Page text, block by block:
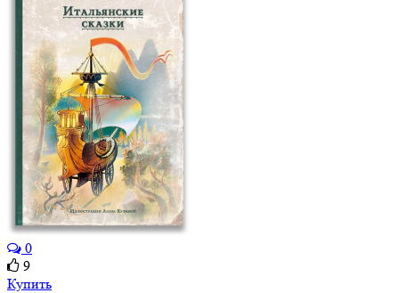
0
9
Купить